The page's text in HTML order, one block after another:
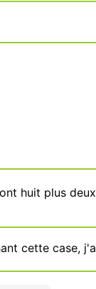
huit plus deux
cette case,